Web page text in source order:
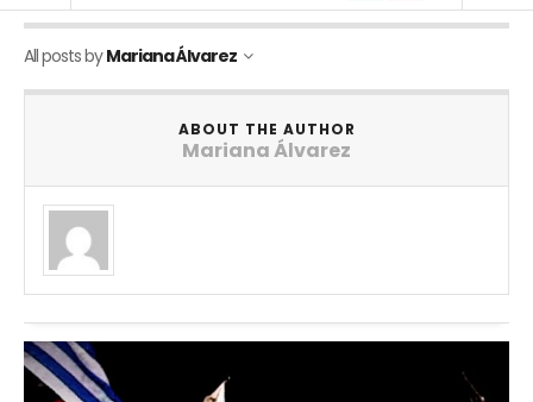
All posts byMariana Álvarez
ABOUT THE AUTHOR
Mariana Álvarez